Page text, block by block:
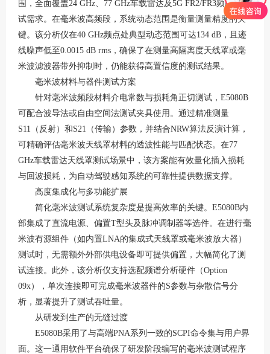
围，全面覆盖24 GHz、77 GHz车载雷达及5G FR2/FR3频段的测
试需求。在毫米波高频段，系统动态范围是衡量测量精度的关
键。该分析仪在40 GHz频点处典型动态范围可达134 dB，且迹
线噪声低至0.0015 dB rms，确保了在测量高隔离度天线罩或毫
米波滤波器带外抑制时，仍能获得高置信度的测试结果。
毫米波材料与器件测试方案
针对毫米波频段材料介电常数与损耗角正切测试， E5080B
可配合波导法或自由空间法测试夹具使用。通过精准测量
S11（反射）和S21（传输）参数，并结合NRW算法反演计算，
可精确评估毫米波天线罩材料的透波性能与匹配状态。在77
GHz车载雷达天线罩测试场景中，该方案能有效量化插入损耗
与回波损耗，为自动驾驶感知系统的可靠性提供数据支撑。
高度集成化与多功能扩展
简化毫米波测试系统复杂度是提高效率的关键。 E5080B内
部集成了直流电源、偏置T型头及脉冲调制器等选件。在进行毫
米波有源组件（如内置LNA的集成式天线罩或毫米波放大器）
测试时，无需额外外部供电设备即可提供偏置，大幅简化了测
试连接。此外，该分析仪支持选配频谱分析硬件（Option
09x），单次连接即可完成毫米波器件的S参数与杂散信号分
析，显著提升了测试吞吐量。
从研发到生产的无缝过渡
E5080B采用了与高端PNA系列一致的SCPI命令集与用户界
面。这一通用软件平台确保了研发阶段编写的毫米波测试程序